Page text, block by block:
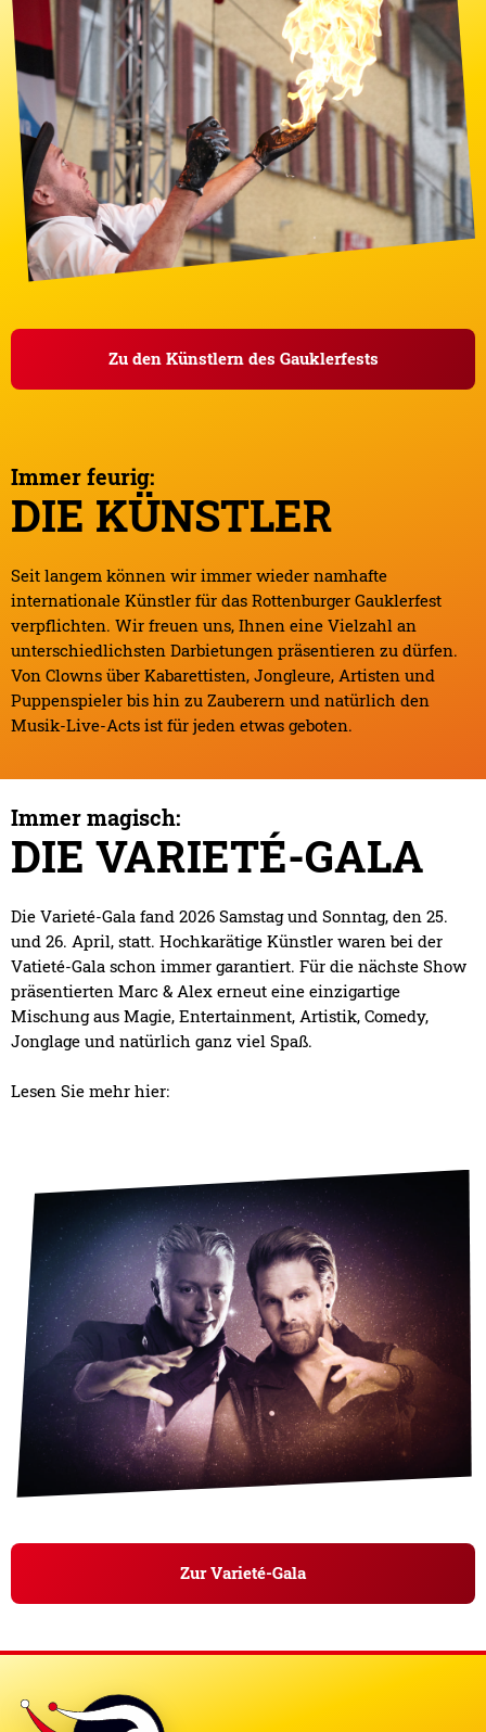
Zu den Künstlern des Gauklerfests
Immer feurig:
DIE KÜNSTLER
Seit langem können wir immer wieder namhafte
internationale Künstler für das Rottenburger Gauklerfest
verpflichten. Wir freuen uns, Ihnen eine Vielzahl an
unterschiedlichsten Darbietungen präsentieren zu dürfen.
Von Clowns über Kabarettisten, Jongleure, Artisten und
Puppenspieler bis hin zu Zauberern und natürlich den
Musik-Live-Acts ist für jeden etwas geboten.
Immer magisch:
DIE VARIETÉ-GALA
Die Varieté-Gala fand 2026 Samstag und Sonntag, den 25.
und 26. April, statt. Hochkarätige Künstler waren bei der
Vatieté-Gala schon immer garantiert. Für die nächste Show
präsentierten Marc & Alex erneut eine einzigartige
Mischung aus Magie, Entertainment, Artistik, Comedy,
Jonglage und natürlich ganz viel Spaß.
Lesen Sie mehr hier:
Zur Varieté-Gala